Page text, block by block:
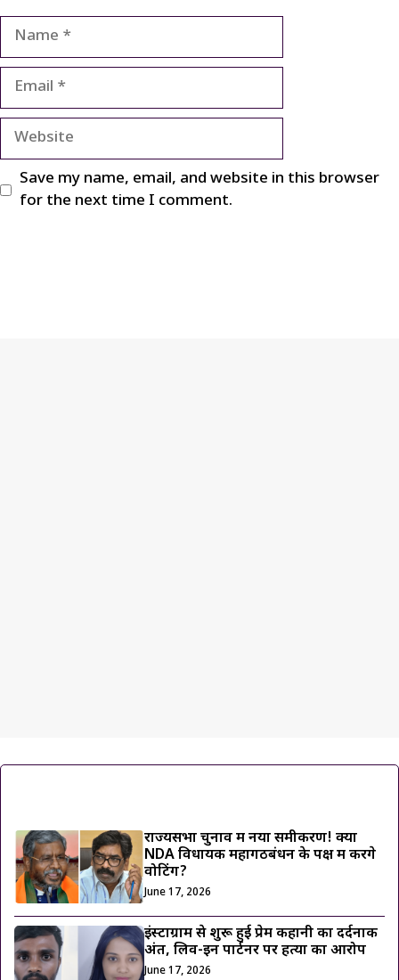
Name
Email
Website
Save my name, email, and website in this browser
for the next time I comment.
राज्यसभा चुनाव में नया समीकरण! क्या
NDA विधायक महागठबंधन के पक्ष में करेंगे
वोटिंग?
June 17, 2026
इंस्टाग्राम से शुरू हुई प्रेम कहानी का दर्दनाक
अंत, लिव-इन पार्टनर पर हत्या का आरोप
June 17, 2026